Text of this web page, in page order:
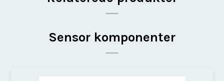
Sensor komponenter